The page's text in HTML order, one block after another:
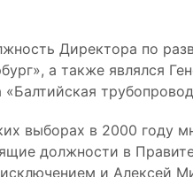
Директора по
а также являлся
выборах в 2000 году
должности в
и Алексей